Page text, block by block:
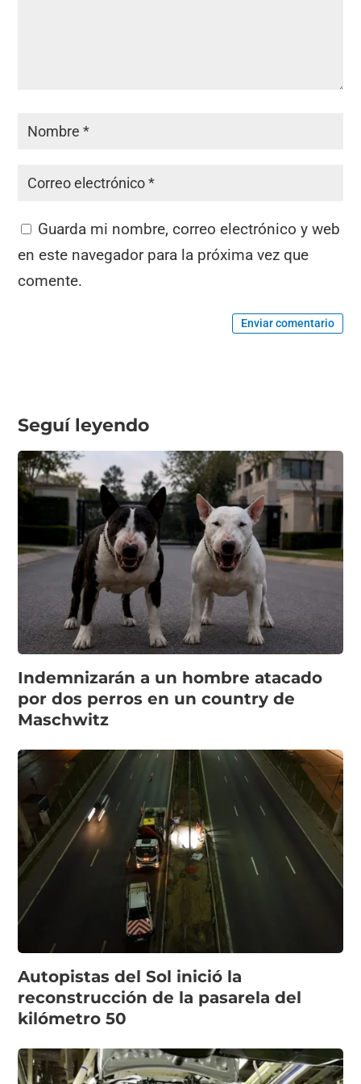
Guarda mi nombre, correo electrónico y web
en este navegador para la próxima vez que
comente.
Enviar comentario
Seguí leyendo
Indemnizarán a un hombre atacado
por dos perros en un country de
Maschwitz
Autopistas del Sol inició la
reconstrucción de la pasarela del
kilómetro 50